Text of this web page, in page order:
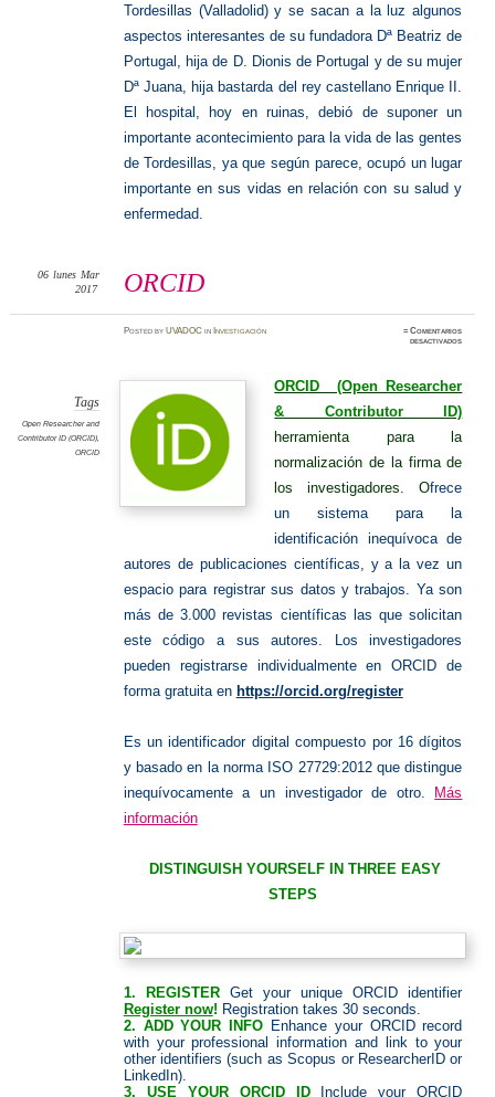
Tordesillas (Valladolid) y se sacan a la luz algunos
aspectos interesantes de su fundadora Dª Beatriz de
Portugal, hija de D. Dionis de Portugal y de su mujer
Dª Juana, hija bastarda del rey castellano Enrique II.
El hospital, hoy en ruinas, debió de suponer un
importante acontecimiento para la vida de las gentes
de Tordesillas, ya que según parece, ocupó un lugar
importante en sus vidas en relación con su salud y
enfermedad.
ORCID
06 lunes Mar
2017
PostedbyUVADOC in Investigación ≈Comentarios
desactivadosen
Tags
Open Researcher and
Contributor ID (ORCID),
ORCID
ORCID (Open Researcher
& Contributor ID)
herramienta para la
normalización de la firma de
los investigadores. Ofrece
un sistema para la
identificación inequívoca de
autores de publicaciones científicas, y a la vez un
espacio para registrar sus datos y trabajos. Ya son
más de 3.000 revistas científicas las que solicitan
este código a sus autores
Los investigadores
pueden registrarse individualmente en ORCID de
forma gratuita en https://orcid.org/register
Es un identificador digital compuesto por 16 dígitos
y basado en la norma ISO 27729:2012 que distingue
inequívocamente a un investigador de otro.
Más
información
DISTINGUISH YOURSELF INTHREE EASY
STEPS
1. REGISTER
Get your unique ORCID identifier
Register now! Registration takes 30 seconds.
2. ADD YOUR INFO Enhance your ORCID record
with your professional information and link to your
other identifiers (such as Scopus or ResearcherID or
LinkedIn).
3.
USE YOUR ORCID ID Include your ORCID